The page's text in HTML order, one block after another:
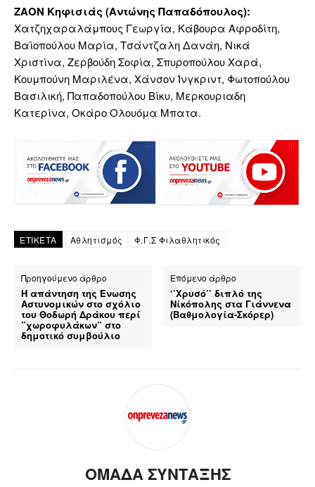
ΖΑΟΝ Κηφισιάς (Αντώνης Παπαδόπουλος):
Χατζηχαραλάμπους Γεωργία, Κάβουρα Αφροδίτη,
Βαϊοπούλου Μαρία, Τσάντζαλη Δανάη, Νικά
Χριστίνα, Ζερβούδη Σοφία, Σπυροπούλου Χαρά,
Κουμπούνη Μαριλένα, Χάνσον Ίνγκριντ, Φωτοπούλου
Βασιλική, Παπαδοπούλου Βίκυ, Μερκουριαδη
Κατερίνα, Οκάρο Ολουόμα Μπατα.
ΕΤΙΚΕΤΑ Αθλητισμός Φ.Γ.Σ Φιλαθλητικός
Προηγούμενο άρθρο
Η απάντηση της Ένωσης
Αστυνομικών στο σχόλιο
του Θοδωρή Δράκου περί
”χωροφυλάκων” στο
δημοτικό συμβούλιο
Επόμενο άρθρο
‘’Χρυσό’’ διπλό της
Νίκόπολης στα Γιάννενα
(Βαθμολογία-Σκόρερ)
ΟΜΑΔΑ ΣΥΝΤΑΞΗΣ